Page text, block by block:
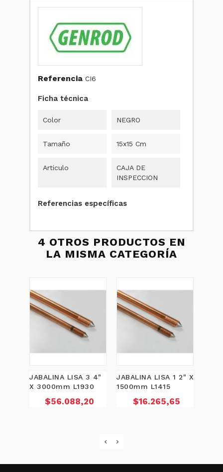
Referencia CI6
Ficha técnica
Color NEGRO
Tamaño 15x15 Cm
Articulo
CAJA DE
INSPECCION
Referencias específicas
4 OTROS PRODUCTOS EN
LA MISMA CATEGORÍA
JABALINA LISA 3 4"
X 3000mm L1930
Precio
$56.088,20
JABALINA LISA 1 2" X
1500mm L1415
Precio
$16.265,65